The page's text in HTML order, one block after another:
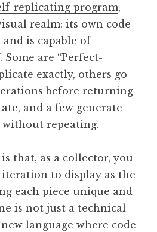
replicating program,
realm: its own code
is capable of
are “Perfect-
exactly, others go
before returning
and a few generate
repeating.
that, as a collector, you
to display as the
each piece unique and
is not just a technical
language where code